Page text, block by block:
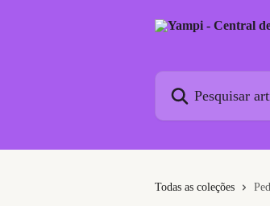
Todas as coleções